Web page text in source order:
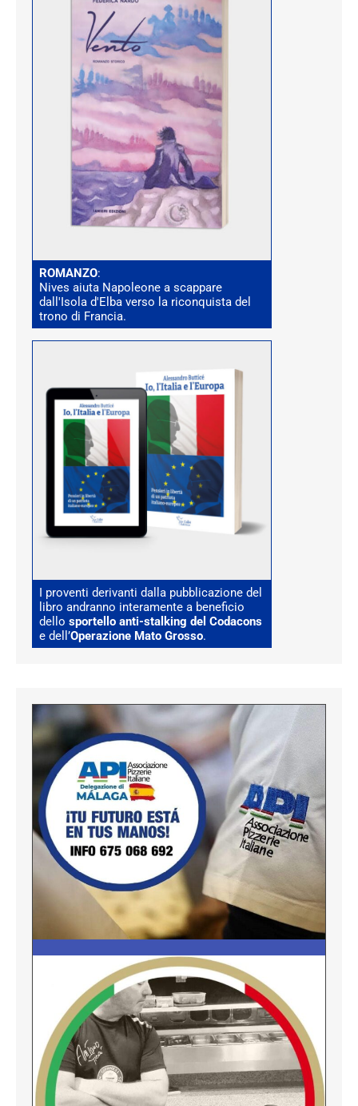
ROMANZO:
Nives aiuta Napoleone a scappare
dall'Isola d'Elba verso la riconquista del
trono di Francia.
I proventi derivanti dalla pubblicazione del
libro andranno interamente a beneficio
dello sportello anti-stalking del Codacons
e dell’Operazione Mato Grosso.